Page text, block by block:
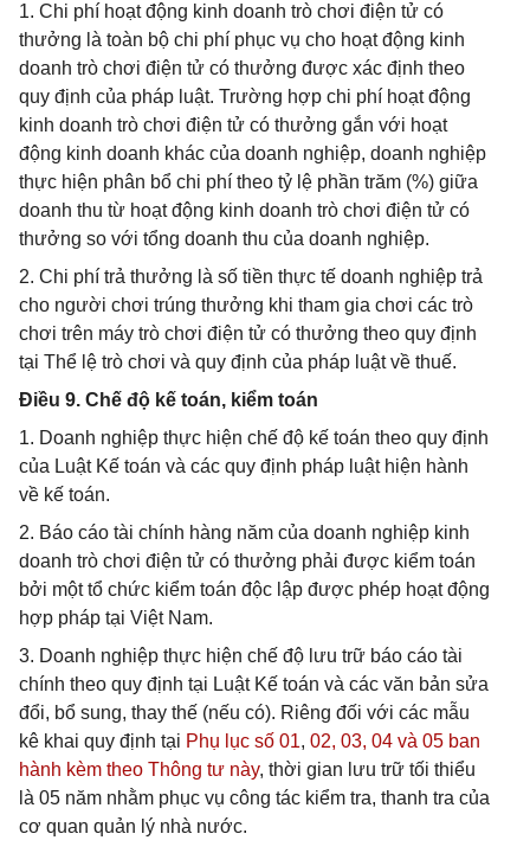
1. Chi phí hoạt động kinh doanh trò chơi điện tử có
thưởng là toàn bộ chi phí phục vụ cho hoạt động kinh
doanh trò chơi điện tử có thưởng được xác định theo
quy định của pháp luật. Trường hợp chi phí hoạt động
kinh doanh trò chơi điện tử có thưởng gắn với hoạt
động kinh doanh khác của doanh nghiệp, doanh nghiệp
thực hiện phân bổ chi phí theo tỷ lệ phần trăm (%) giữa
doanh thu từ hoạt động kinh doanh trò chơi điện tử có
thưởng so với tổng doanh thu của doanh nghiệp.
2. Chi phí trả thưởng là số tiền thực tế doanh nghiệp trả
cho người chơi trúng thưởng khi tham gia chơi các trò
chơi trên máy trò chơi điện tử có thưởng theo quy định
tại Thể lệ trò chơi và quy định của pháp luật về thuế.
Điều 9. Chế độ kế toán, kiểm toán
1. Doanh nghiệp thực hiện chế độ kế toán theo quy định
của Luật Kế toán và các quy định pháp luật hiện hành
về kế toán.
2. Báo cáo tài chính hàng năm của doanh nghiệp kinh
doanh trò chơi điện tử có thưởng phải được kiểm toán
bởi một tổ chức kiểm toán độc lập được phép hoạt động
hợp pháp tại Việt Nam.
3. Doanh nghiệp thực hiện chế độ lưu trữ báo cáo tài
chính theo quy định tại Luật Kế toán và các văn bản sửa
đổi, bổ sung, thay thế (nếu có). Riêng đối với các mẫu
kê khai quy định tại Phụ lục số 01, 02, 03, 04 và 05 ban
hành kèm theo Thông tư này, thời gian lưu trữ tối thiểu
là 05 năm nhằm phục vụ công tác kiểm tra, thanh tra của
cơ quan quản lý nhà nước.